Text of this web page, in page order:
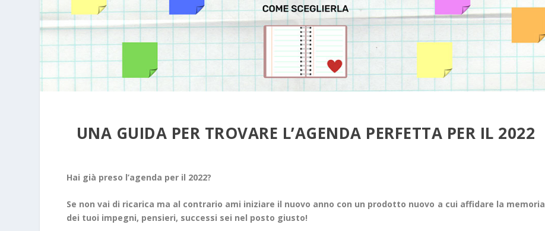
UNA GUIDA PER TROVARE L’AGENDA PERFETTA PER IL 2022
Hai già preso l’agenda per il 2022?
Se non vai di ricarica ma al contrario ami iniziare il nuovo anno con un prodotto nuovo a cui affidare la memoria
dei tuoi impegni, pensieri, successi sei nel posto giusto!